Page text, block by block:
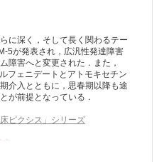
橋本俊顕）
慶一郎，金生由紀子）
慶一郎，金生由紀子）
慶一郎，金生由紀子）
夫）
）
（宮本信也）
と対応 （神山 潤）
顕）
に深く，そして長く関わるテー
5が発表され，広汎性発達障害
障害へと変更された．また，
フェニデートとアトモキセチン
介入とともに，思春期以降も途
が前提となっている．
床ピクシス」シリーズ
。
ンス一覧」より、オンライン環